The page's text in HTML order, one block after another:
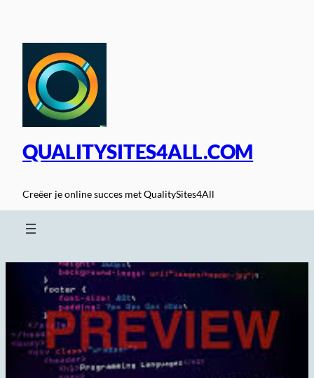
inhoud
QUALITYSITES4ALL.COM
Creëer je online succes met QualitySites4All